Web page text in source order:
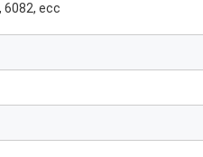
6082, ecc